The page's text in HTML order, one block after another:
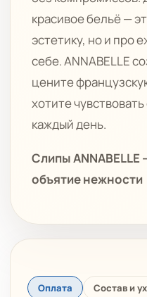
красивое бельё —
эстетику, но и про
себе. ANNABELLE
цените
хотите
каждый день.
Слипы
объятие нежности
Оплата Состав и